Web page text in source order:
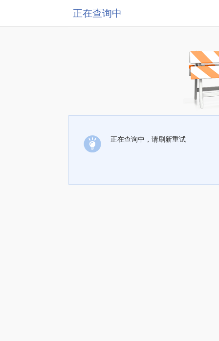
正在查询中
正在查询中，请刷新重试